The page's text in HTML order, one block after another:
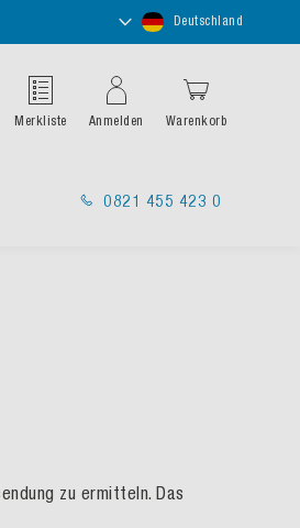
Store
auswählen
Deutschland
Merkliste Anmelden Warenkorb
0821 455 423 0
zu ermitteln. Das